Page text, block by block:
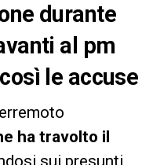
durante
al pm
le accuse
ha travolto il